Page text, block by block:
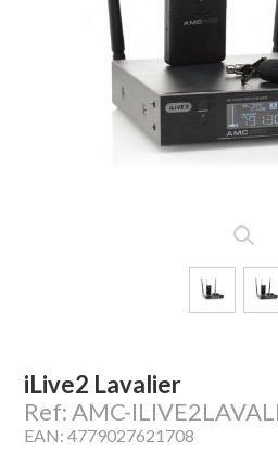
iLive2 Lavalier
Ref: AMC-
EAN: 4779027621708